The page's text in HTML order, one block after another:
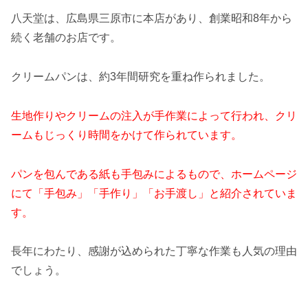
八天堂は、広島県三原市に本店があり、創業昭和8年から
続く老舗のお店です。
クリームパンは、約3年間研究を重ね作られました。
生地作りやクリームの注入が手作業によって行われ、クリ
ームもじっくり時間をかけて作られています。
パンを包んである紙も手包みによるもので、ホームページ
にて「手包み」「手作り」「お手渡し」と紹介されていま
す。
長年にわたり、感謝が込められた丁寧な作業も人気の理由
でしょう。